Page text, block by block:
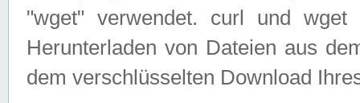
"wget" verwendet. curl und wget
Herunterladen von Dateien aus
dem verschlüsselten Download